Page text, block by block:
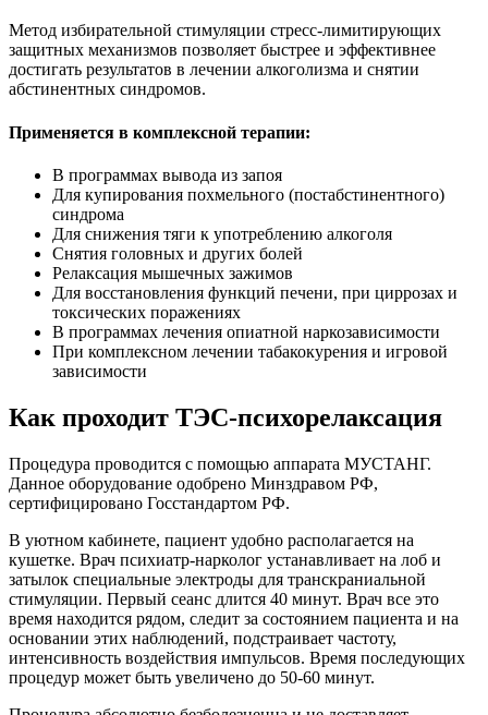
Метод избирательной стимуляции стресс-лимитирующих
защитных механизмов позволяет быстрее и эффективнее
достигать результатов в лечении алкоголизма и снятии
абстинентных синдромов.
Применяется в комплексной терапии:
В программах вывода из запоя
Для купирования похмельного (постабстинентного)
синдрома
Для снижения тяги к употреблению алкоголя
Снятия головных и других болей
Релаксация мышечных зажимов
Для восстановления функций печени, при циррозах и
токсических поражениях
В программах лечения опиатной наркозависимости
При комплексном лечении табакокурения и игровой
зависимости
Как проходит ТЭС-психорелаксация
Процедура проводится с помощью аппарата МУСТАНГ.
Данное оборудование одобрено Минздравом РФ,
сертифицировано Госстандартом РФ.
В уютном кабинете, пациент удобно располагается на
кушетке. Врач психиатр-нарколог устанавливает на лоб и
затылок специальные электроды для транскраниальной
стимуляции. Первый сеанс длится 40 минут. Врач все это
время находится рядом, следит за состоянием пациента и на
основании этих наблюдений, подстраивает частоту,
интенсивность воздействия импульсов. Время последующих
процедур может быть увеличено до 50-60 минут.